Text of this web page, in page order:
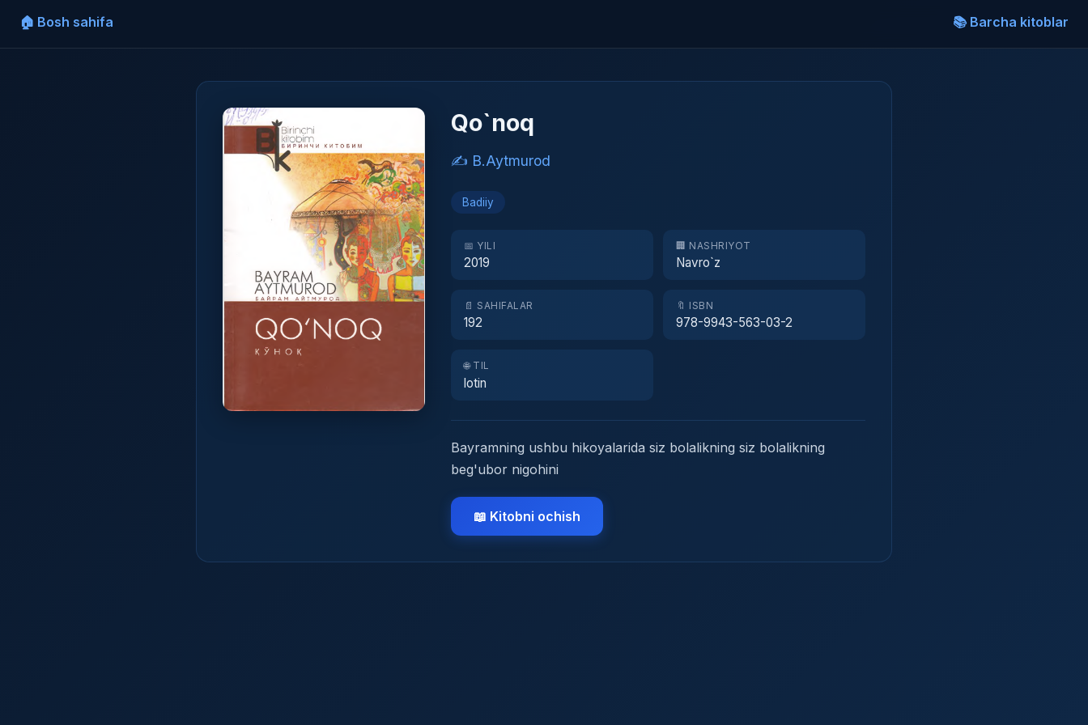
🏠 Bosh sahifa 📚 Barcha kitoblar
Qo`noq
✍️ B.Aytmurod
Badiiy
📅 YILI
2019
🏢 NASHRIYOT
Navro`z
📄 SAHIFALAR
192
🔖 ISBN
978-9943-563-03-2
🌐 TIL
lotin
Bayramning ushbu hikoyalarida siz bolalikning siz bolalikning
beg'ubor nigohini
📖 Kitobni ochish